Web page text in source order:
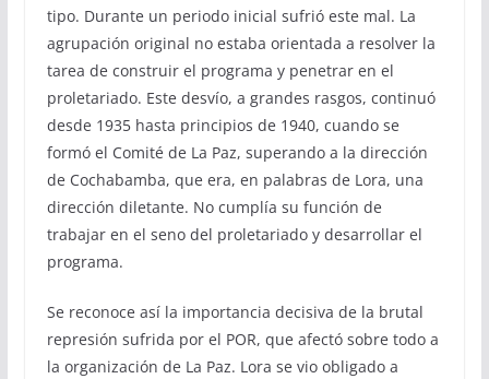
tipo. Durante un periodo inicial sufrió este mal. La
agrupación original no estaba orientada a resolver la
tarea de construir el programa y penetrar en el
proletariado. Este desvío, a grandes rasgos, continuó
desde 1935 hasta principios de 1940, cuando se
formó el Comité de La Paz, superando a la dirección
de Cochabamba, que era, en palabras de Lora, una
dirección diletante. No cumplía su función de
trabajar en el seno del proletariado y desarrollar el
programa.
Se reconoce así la importancia decisiva de la brutal
represión sufrida por el POR, que afectó sobre todo a
la organización de La Paz. Lora se vio obligado a